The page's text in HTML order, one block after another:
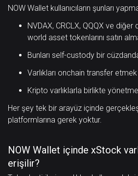
NOW Wallet kullanıcıların şunları
NVDAX, CRCLX, QQQX ve
world asset tokenlarını satın
Bunları self-custody bir
Varlıkları onchain transfer etmek
Kripto varlıklarla birlikte
Her şey tek bir arayüz içinde
platformlarına gerek yoktur.
NOW Wallet içinde xStock
erişilir?